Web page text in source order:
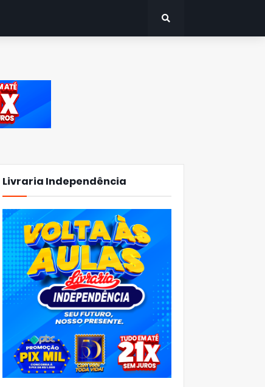
Livraria Independência